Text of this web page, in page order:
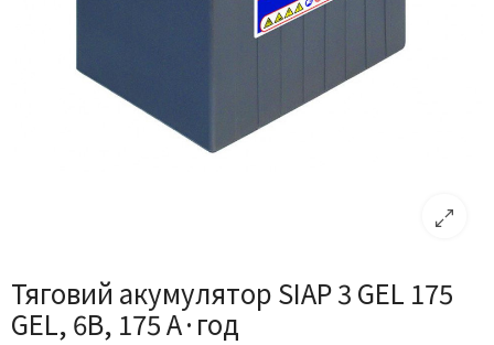
Тяговий акумулятор SIAP 3 GEL 175
GEL, 6В, 175 А·год